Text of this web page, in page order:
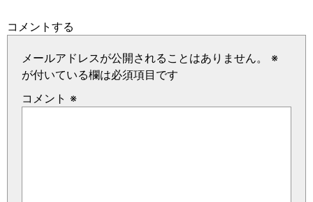
コメントする
メールアドレスが公開されることはありません。
※
が付いている欄は必須項目です
コメント ※